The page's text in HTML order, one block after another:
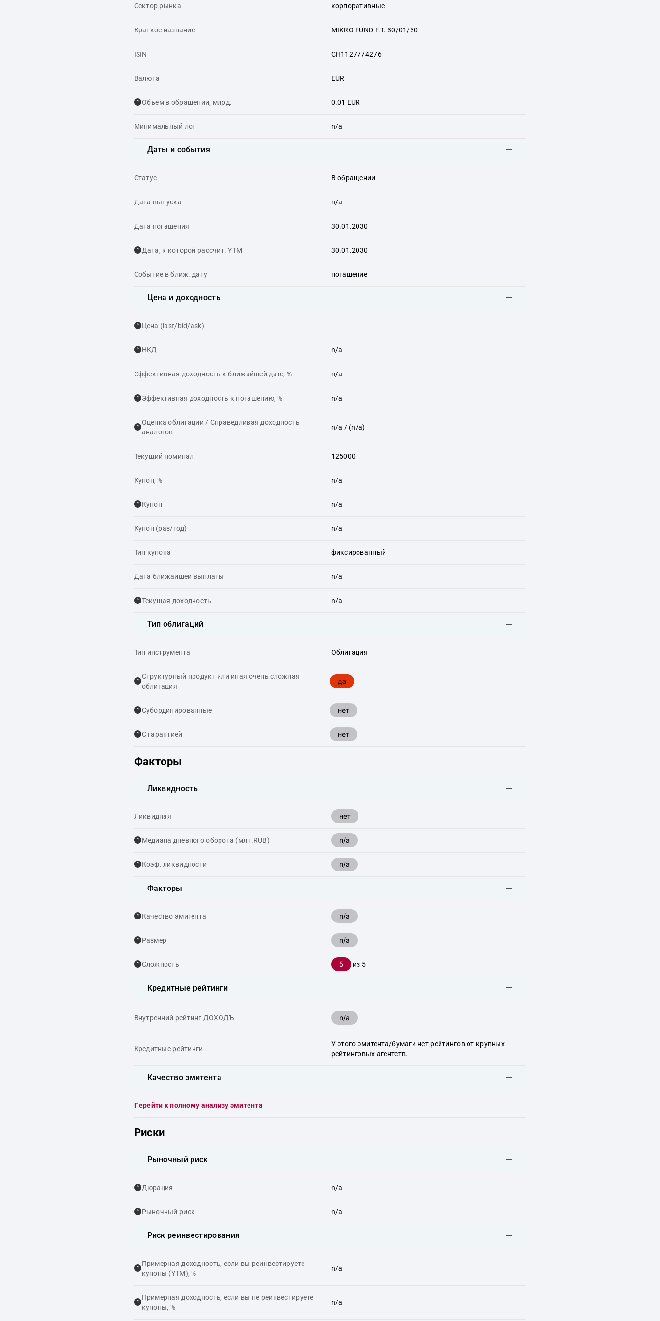
Сектор рынка корпоративные
Краткое название MIKRO FUND F.T. 30/01/30
ISIN CH1127774276
Валюта EUR
Объем в обращении, млрд. 0.01 EUR
Минимальный лот n/a
Даты и события
Статус В обращении
Дата выпуска n/a
Дата погашения 30.01.2030
Дата, к которой рассчит. YTM 30.01.2030
Событие в ближ. дату погашение
Цена и доходность
Цена (last/bid/ask)
НКД n/a
Эффективная доходность к ближайшей дате, % n/a
Эффективная доходность к погашению, % n/a
Оценка облигации / Справедливая доходность
аналогов
n/a / (n/a)
Текущий номинал 125000
Купон, % n/a
Купон n/a
Купон (раз/год) n/a
Тип купона фиксированный
Дата ближайшей выплаты n/a
Текущая доходность n/a
Тип облигаций
Тип инструмента Облигация
Структурный продукт или иная очень сложная
облигация
да
Cубординированные нет
С гарантией нет
Факторы
Ликвидность
Ликвидная нет
Медиана дневного оборота (млн.RUB) n/a
Коэф. ликвидности n/a
Факторы
Качество эмитента n/a
Размер n/a
Сложность 5 из 5
Кредитные рейтинги
Внутренний рейтинг ДОХОДЪ n/a
Кредитные рейтинги
У этого эмитента/бумаги нет рейтингов от крупных
рейтинговых агентств.
Качество эмитента
Перейти к полному анализу эмитента
Риски
Рыночный риск
Дюрация n/a
Рыночный риск n/a
Риск реинвестирования
Примерная доходность, если вы реинвестируете
купоны (YTM), %
n/a
Примерная доходность, если вы не реинвестируете
купоны, %
n/a